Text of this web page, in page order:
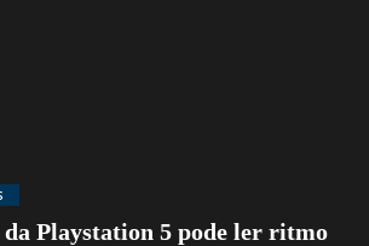
da Playstation 5 pode ler ritmo